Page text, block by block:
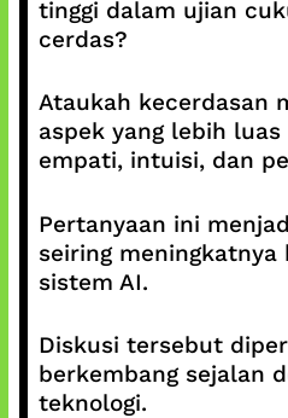
tinggi dalam ujian
cerdas?
Ataukah kecerdasan
aspek yang lebih
empati, intuisi, dan
Pertanyaan ini
seiring meningkatnya
sistem AI.
Diskusi tersebut
berkembang sejalan
teknologi.